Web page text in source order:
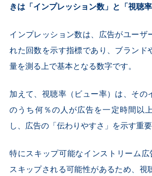
きは「インプレッション数」と「視聴率
インプレッション数は、広告がユーザ
れた回数を示す指標であり、ブランド
量を測る上で基本となる数字です。
加えて、視聴率（ビュー率）は、その
のうち何％の人が広告を一定時間以
し、広告の「伝わりやすさ」を示す重要
特にスキップ可能なインストリーム広
スキップされる可能性があるため、視